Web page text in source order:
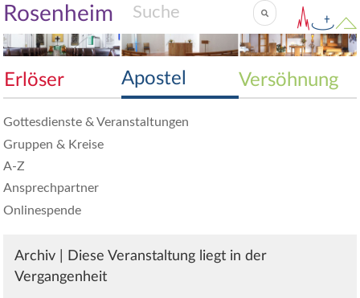
Rosenheim
Erlöser Apostel Versöhnung
Gottesdienste & Veranstaltungen
Gruppen & Kreise
A-Z
Ansprechpartner
Onlinespende
Archiv | Diese Veranstaltung liegt in der
Vergangenheit